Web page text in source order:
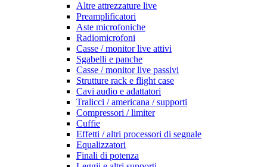
Altre attrezzature live
Preamplificatori
Aste microfoniche
Radiomicrofoni
Casse / monitor live attivi
Sgabelli e panche
Casse / monitor live passivi
Strutture rack e flight case
Cavi audio e adattatori
Tralicci / americana / supporti
Compressori / limiter
Cuffie
Effetti / altri processori di segnale
Equalizzatori
Finali di potenza